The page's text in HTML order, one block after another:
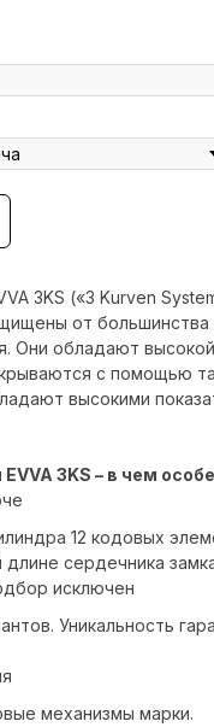
3KS («3 Kurven
от большинства
Они обладают
с помощью
высокими
3KS – в чем
12 кодовых
сердечника
исключен
Уникальность
механизмы марки.